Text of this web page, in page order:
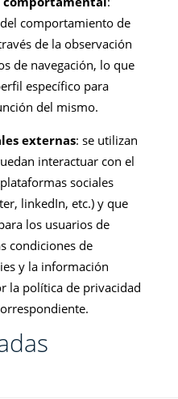
comportamiento de
de la observación
de navegación, lo que
específico para
del mismo.
externas: se utilizan
interactuar con el
sociales
linkedIn, etc.) y que
los usuarios de
condiciones de
y la información
la política de privacidad